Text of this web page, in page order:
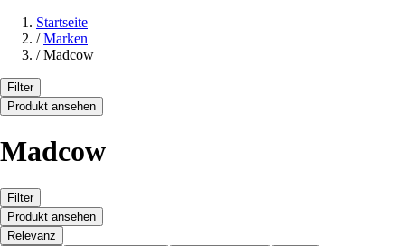
Startseite
/ Marken
/ Madcow
Filter
Produkt ansehen
Madcow
Filter
Produkt ansehen
Relevanz